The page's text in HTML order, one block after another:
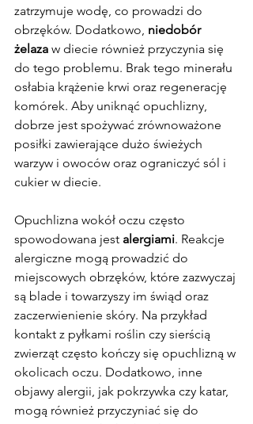
zatrzymuje wodę, co prowadzi do
obrzęków. Dodatkowo, niedobór
żelaza w diecie również przyczynia się
do tego problemu. Brak tego minerału
osłabia krążenie krwi oraz regenerację
komórek. Aby uniknąć opuchlizny,
dobrze jest spożywać zrównoważone
posiłki zawierające dużo świeżych
warzyw i owoców oraz ograniczyć sól i
cukier w diecie.
Opuchlizna wokół oczu często
spowodowana jest alergiami. Reakcje
alergiczne mogą prowadzić do
miejscowych obrzęków, które zazwyczaj
są blade i towarzyszy im świąd oraz
zaczerwienienie skóry. Na przykład
kontakt z pyłkami roślin czy sierścią
zwierząt często kończy się opuchlizną w
okolicach oczu. Dodatkowo, inne
objawy alergii, jak pokrzywka czy katar,
mogą również przyczyniać się do